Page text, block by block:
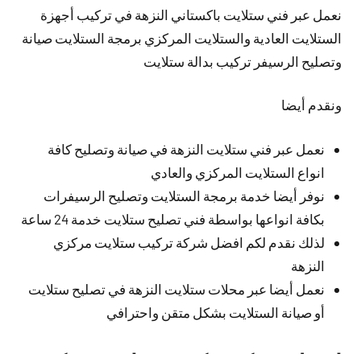
نعمل عبر فني ستلايت باكستاني النزهة في تركيب أجهزة
الستلايت العادية والستلايت المركزي برمجة الستلايت صيانة
وتصليح الرسيفر تركيب بدالة ستلايت
ونقدم أيضا
نعمل عبر فني ستلايت النزهة في صيانة وتصليح كافة
انواع الستلايت المركزي والعادي
نوفر أيضا خدمة برمجة الستلايت وتصليح الرسيفرات
بكافة انواعها بواسطة فني تصليح ستلايت خدمة 24 ساعة
لذلك نقدم لكم افضل شركة تركيب ستلايت مركزي
النزهة
نعمل أيضا عبر محلات ستلايت النزهة في تصليح ستلايت
أو صيانة الستلايت بشكل متقن واحترافي